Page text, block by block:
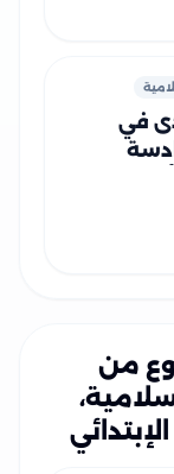
في
من